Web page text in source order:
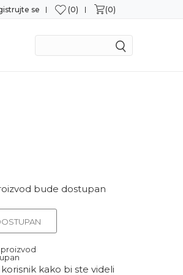
kupovina
se 0 0
bude dostupan
kako bi ste videli